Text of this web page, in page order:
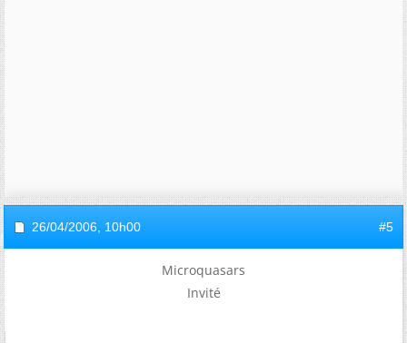
26/04/2006, 10h00 #5
Microquasars
Invité